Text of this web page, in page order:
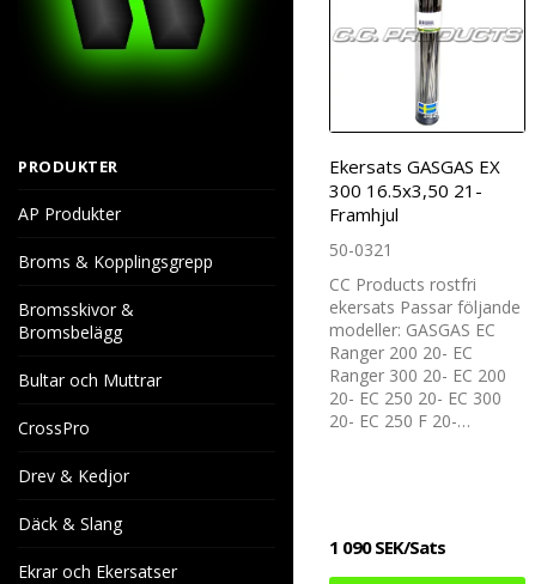
PRODUKTER
AP Produkter
Broms & Kopplingsgrepp
Bromsskivor &
Bromsbelägg
Bultar och Muttrar
CrossPro
Drev & Kedjor
Däck & Slang
Ekrar och Ekersatser
Ekersats GASGAS EX
300 16.5x3,50 21-
Framhjul
50-0321
CC Products rostfri
ekersats Passar följande
modeller: GASGAS EC
Ranger 200 20- EC
Ranger 300 20- EC 200
20- EC 250 20- EC 300
20- EC 250 F 20-…
1 090 SEK/Sats